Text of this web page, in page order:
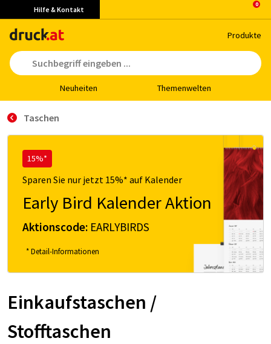
Hilfe & Kontakt
Pro­duk­te
Neu­hei­ten The­men­wel­ten
Taschen
15%*
Sparen Sie nur jetzt 15%* auf Kalender
Early Bird Kalender Aktion
Aktionscode: EARLYBIRDS
* Detail-Informationen
Einkaufstaschen /
Stofftaschen